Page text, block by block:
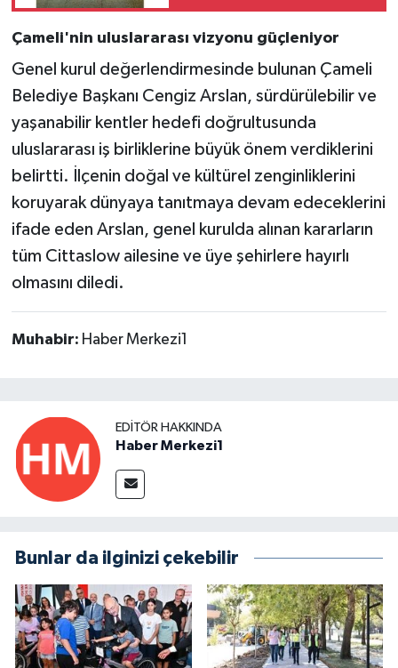
Çameli'nin uluslararası vizyonu güçleniyor
Genel kurul değerlendirmesinde bulunan Çameli
Belediye Başkanı Cengiz Arslan, sürdürülebilir ve
yaşanabilir kentler hedefi doğrultusunda
uluslararası iş birliklerine büyük önem verdiklerini
belirtti. İlçenin doğal ve kültürel zenginliklerini
koruyarak dünyaya tanıtmaya devam edeceklerini
ifade eden Arslan, genel kurulda alınan kararların
tüm Cittaslow ailesine ve üye şehirlere hayırlı
olmasını diledi.
Muhabir: Haber Merkezi1
EDITÖR HAKKINDA
Haber Merkezi1
Bunlar da ilginizi çekebilir